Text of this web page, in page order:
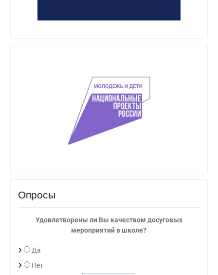
Опросы
Удовлетворены ли Вы качеством досуговых
мероприятий в школе?
Да
Нет